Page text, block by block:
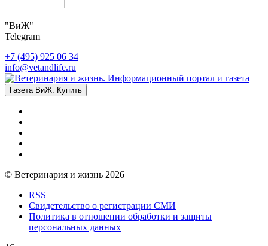
"ВиЖ"
Telegram
+7 (495) 925 06 34
info@vetandlife.ru
Газета ВиЖ. Купить
© Ветеринария и жизнь 2026
RSS
Свидетельство о регистрации СМИ
Политика в отношении обработки и защиты
персональных данных